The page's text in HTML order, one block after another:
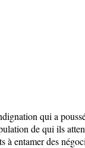
qui a
de qui ils
à entamer des